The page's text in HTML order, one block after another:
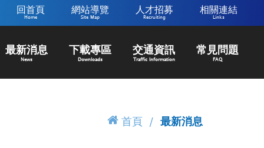
回首頁
Home
網站導覽
Site Map
人才招募
Recruiting
相關連結
Links
最新消息
News
下載專區
Downloads
交通資訊
Traffic Information
常見問題
FAQ
首頁 最新消息